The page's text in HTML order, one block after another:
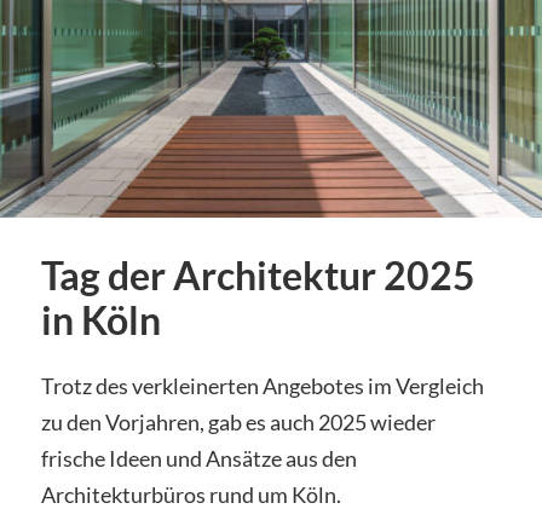
Tag der Architektur 2025
in Köln
Trotz des verkleinerten Angebotes im Vergleich
zu den Vorjahren, gab es auch 2025 wieder
frische Ideen und Ansätze aus den
Architekturbüros rund um Köln.